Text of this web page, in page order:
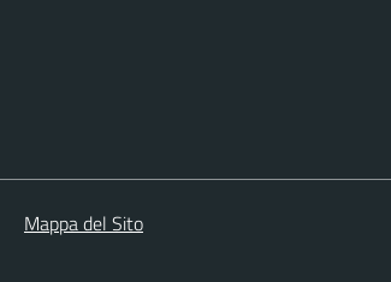
Mappa del Sito